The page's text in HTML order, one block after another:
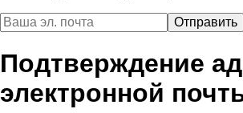
Подтверждение
электронной